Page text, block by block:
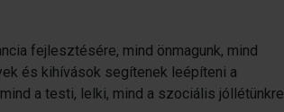
fejlesztésére, mind önmagunk, mind
és kihívások segítenek leépíteni a
a testi, lelki, mind a szociális jóllétünkre